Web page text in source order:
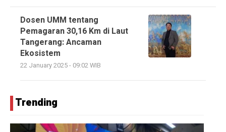
Dosen UMM tentang
Pemagaran 30,16 Km di Laut
Tangerang: Ancaman
Ekosistem
22 January 2025 - 09:02 WIB
Trending